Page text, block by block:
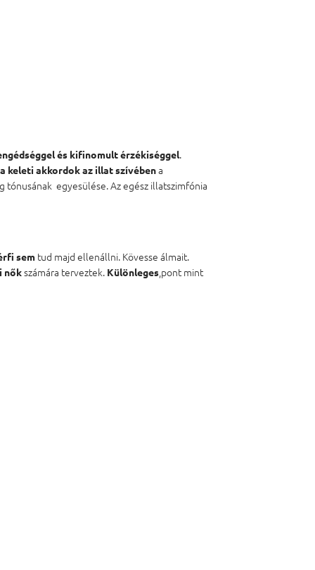
és kifinomult érzékiséggel.
a keleti akkordok az illat szívébena
tónusának egyesülése. Az egész illatszimfónia
sem tud majd ellenállni. Kövesse álmait.
nőkszámára terveztek. Különleges,pont mint